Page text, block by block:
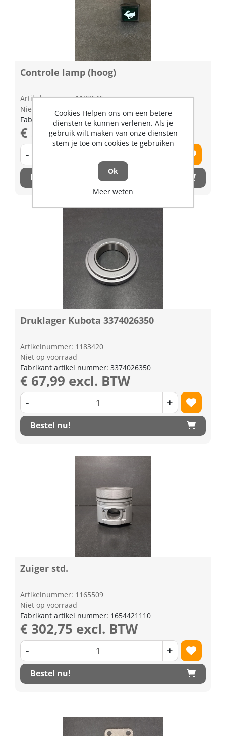
Controle lamp (hoog)
Artikelnummer: 1183646
Niet op voorraad
Fabrikant artikel nummer: 3374075542
€ 31,00 excl. BTW
-
Bestel nu!
Druklager Kubota 3374026350
Artikelnummer: 1183420
Niet op voorraad
Fabrikant artikel nummer: 3374026350
€ 67,99 excl. BTW
- +
Bestel nu!
Zuiger std.
Artikelnummer: 1165509
Niet op voorraad
Fabrikant artikel nummer: 1654421110
€ 302,75 excl. BTW
- +
Bestel nu!
Cookies Helpen ons om een betere
diensten te kunnen verlenen. Als je
gebruik wilt maken van onze diensten
stem je toe om cookies te gebruiken
Ok
Meer weten